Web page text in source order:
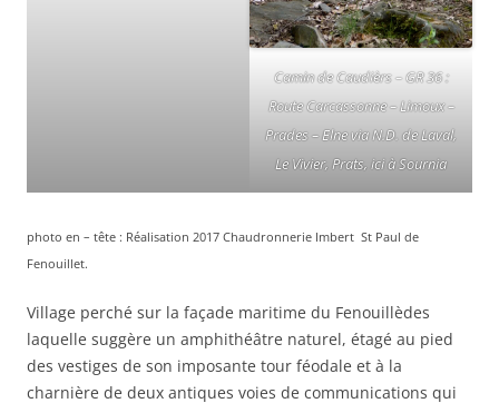
Camin de Caudièrs – GR 36 :
Route Carcassonne – Limoux –
Prades – Elne via N.D. de Laval,
Le Vivier, Prats, ici à Sournia
photo en – tête : Réalisation 2017 Chaudronnerie Imbert St Paul de
Fenouillet.
Village perché sur la façade maritime du Fenouillèdes
laquelle suggère un amphithéâtre naturel, étagé au pied
des vestiges de son imposante tour féodale et à la
charnière de deux antiques voies de communications qui